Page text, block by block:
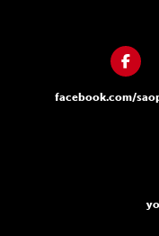
facebook.com/